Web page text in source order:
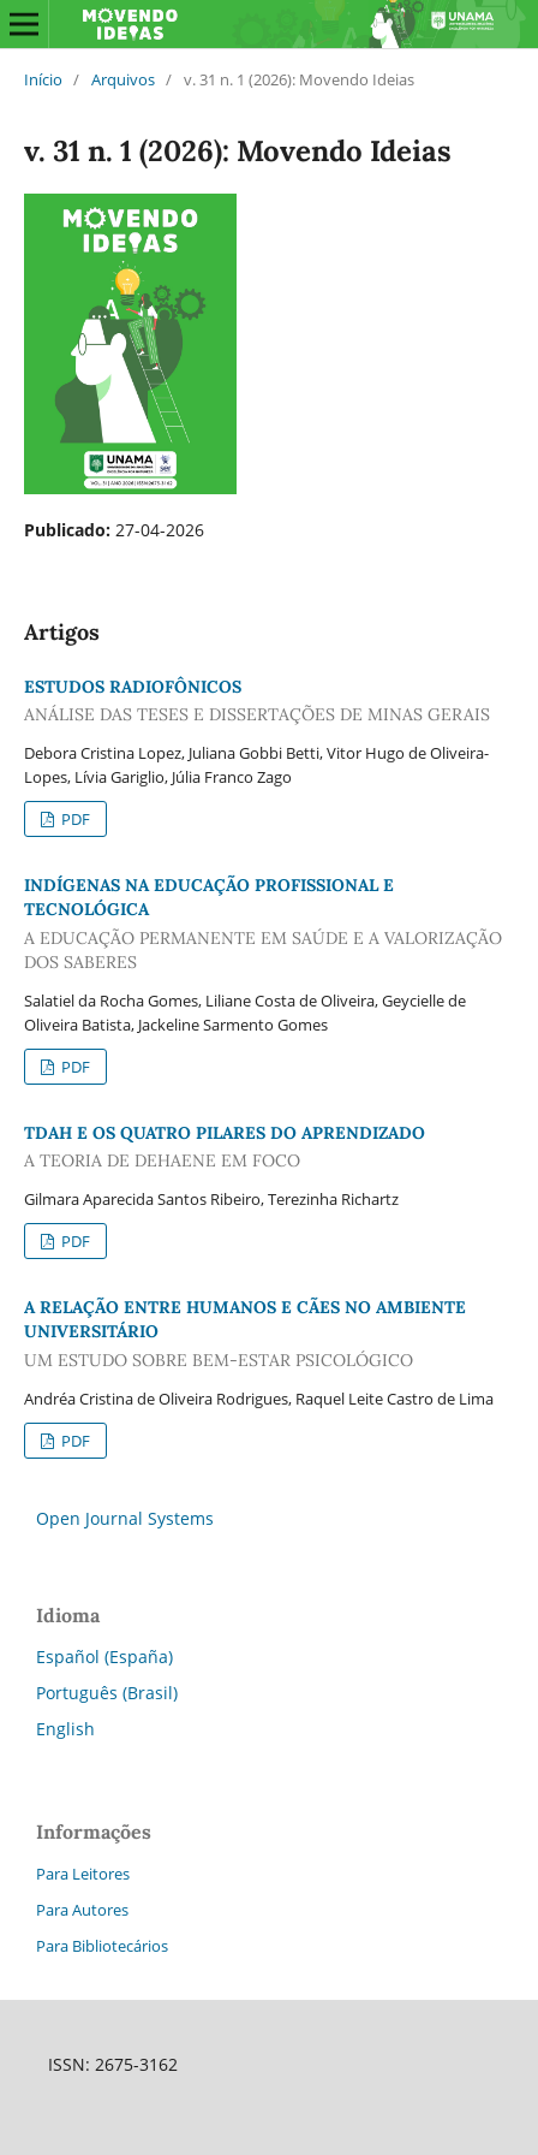
Início / Arquivos / v. 31 n. 1 (2026): Movendo Ideias
v. 31 n. 1 (2026): Movendo Ideias
Publicado: 27-04-2026
Artigos
ESTUDOS RADIOFÔNICOS
ANÁLISE DAS TESES E DISSERTAÇÕES DE MINAS GERAIS
Debora Cristina Lopez, Juliana Gobbi Betti, Vitor Hugo de Oliveira-
Lopes, Lívia Gariglio, Júlia Franco Zago
PDF
INDÍGENAS NA EDUCAÇÃO PROFISSIONAL E
TECNOLÓGICA
A EDUCAÇÃO PERMANENTE EM SAÚDE E A VALORIZAÇÃO
DOS SABERES
Salatiel da Rocha Gomes, Liliane Costa de Oliveira, Geycielle de
Oliveira Batista, Jackeline Sarmento Gomes
PDF
TDAH E OS QUATRO PILARES DO APRENDIZADO
A TEORIA DE DEHAENE EM FOCO
Gilmara Aparecida Santos Ribeiro, Terezinha Richartz
PDF
A RELAÇÃO ENTRE HUMANOS E CÃES NO AMBIENTE
UNIVERSITÁRIO
UM ESTUDO SOBRE BEM-ESTAR PSICOLÓGICO
Andréa Cristina de Oliveira Rodrigues, Raquel Leite Castro de Lima
PDF
Open Journal Systems
Idioma
Español (España)
Português (Brasil)
English
Informações
Para Leitores
Para Autores
Para Bibliotecários
ISSN: 2675-3162